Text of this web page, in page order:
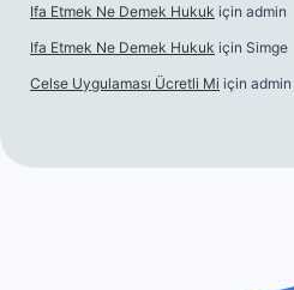
Ifa Etmek Ne Demek Hukuk için admin
Ifa Etmek Ne Demek Hukuk için Simge
Celse Uygulaması Ücretli Mi için admin